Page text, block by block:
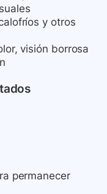
y otros
visión borrosa
permanecer